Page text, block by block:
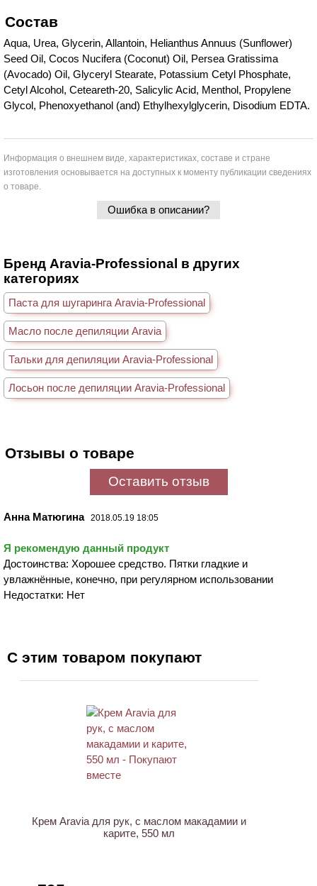
Состав
Aqua, Urea, Glycerin, Allantoin, Helianthus Annuus (Sunflower)
Seed Oil, Cocos Nucifera (Coconut) Oil, Persea Gratissima
(Avocado) Oil, Glyceryl Stearate, Potassium Cetyl Phosphate,
Cetyl Alcohol, Ceteareth-20, Salicylic Acid, Menthol, Propylene
Glycol, Phenoxyethanol (and) Ethylhexylglycerin, Disodium EDTA.
Информация о внешнем виде, характеристиках, составе и стране
изготовления основывается на доступных к моменту публикации сведениях
о товаре.
Ошибка в описании?
Бренд Aravia-Professional в других
категориях
Паста для шугаринга Aravia-Professional
Масло после депиляции Aravia
Тальки для депиляции Aravia-Professional
Лосьон после депиляции Aravia-Professional
Отзывы о товаре
Оставить отзыв
Анна Матюгина 2018.05.19 18:05
Я рекомендую данный продукт
Достоинства: Хорошее средство. Пятки гладкие и
увлажнённые, конечно, при регулярном использовании
Недостатки: Нет
С этим товаром покупают
Крем Aravia для рук, с маслом макадамии и
карите, 550 мл